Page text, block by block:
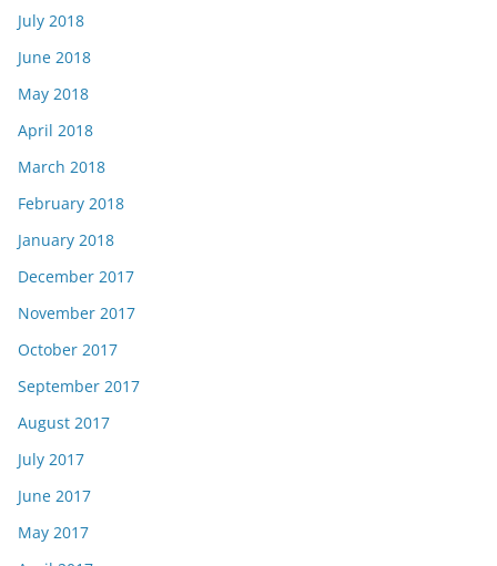
July 2018
June 2018
May 2018
April 2018
March 2018
February 2018
January 2018
December 2017
November 2017
October 2017
September 2017
August 2017
July 2017
June 2017
May 2017